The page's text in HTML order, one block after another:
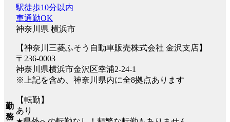
勤
務
駅徒歩10分以内
車通勤OK
神奈川県 横浜市
【神奈川三菱ふそう自動車販売株式会社 金沢支店】
〒236-0003
神奈川県横浜市金沢区幸浦2-24-1
※上記を含め、神奈川県内に全8拠点あります
【転勤】
あり